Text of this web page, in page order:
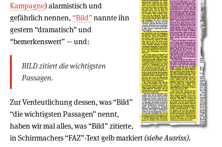
Kampagne) alarmistisch und
gefährlich nennen, “Bild”nannte ihn
gestern “dramatisch” und
“bemerkenswert” — und:
BILD zitiert die wichtigsten
Passagen.
Zur Verdeutlichung dessen, was “Bild”
“die wichtigsten Passagen” nennt,
haben wir mal alles, was “Bild” zitierte,
in Schirrmachers “FAZ”-Text gelb markiert (siehe Ausriss).